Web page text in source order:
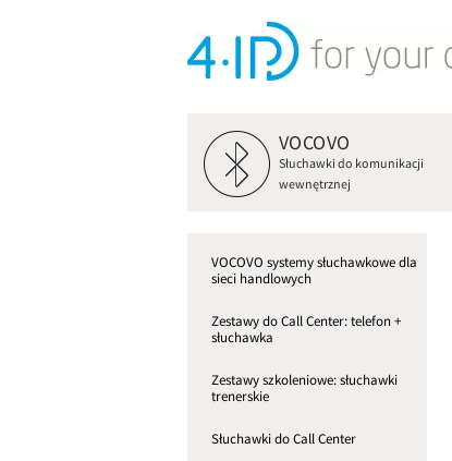
VOCOVO
Słuchawki do komunikacji
wewnętrznej
VOCOVO systemy słuchawkowe dla
sieci handlowych
Zestawy do Call Center: telefon +
słuchawka
Zestawy szkoleniowe: słuchawki
trenerskie
Słuchawki do Call Center